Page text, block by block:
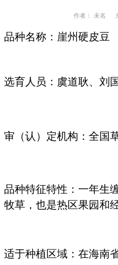
作者： 未名
品种名称：崖州硬皮豆
选育人员：虞道耿、刘
审（认）定机构：全国
品种特征特性：一年生
牧草，也是热区果园和
适于种植区域：在海南